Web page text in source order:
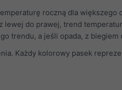
roczną dla większego
do prawej, trend
trendu, a jeśli opada, z biegiem
Każdy kolorowy pasek